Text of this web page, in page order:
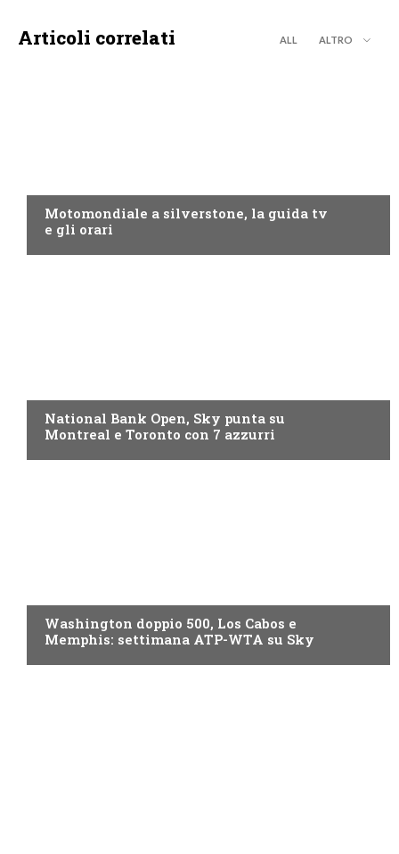
Articoli correlati ALL ALTRO
Motomondiale a silverstone, la guida tv
e gli orari
National Bank Open, Sky punta su
Montreal e Toronto con 7 azzurri
Washington doppio 500, Los Cabos e
Memphis: settimana ATP-WTA su Sky